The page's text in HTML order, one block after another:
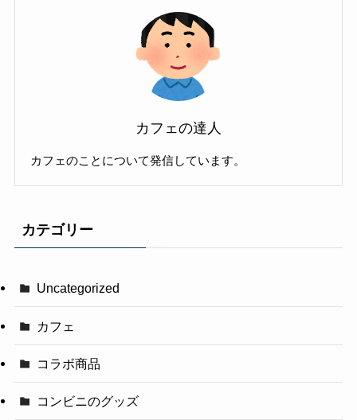
カフェの達人
カフェのことについて発信しています。
カテゴリー
Uncategorized
カフェ
コラボ商品
コンビニのグッズ